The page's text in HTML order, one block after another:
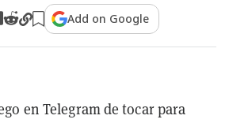
Add on Google
en Telegram de tocar para